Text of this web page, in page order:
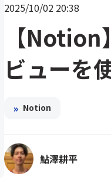
2025/10/02 20:38
【
ビューを
» Notion
鮎澤耕平